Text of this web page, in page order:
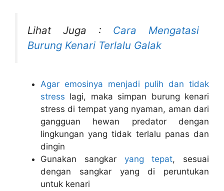
Lihat Juga : Cara Mengatasi
Burung Kenari Terlalu Galak
Agar emosinya menjadi pulih dan tidak
stress lagi, maka simpan burung kenari
stress di tempat yang nyaman, aman dari
gangguan hewan predator dengan
lingkungan yang tidak terlalu panas dan
dingin
Gunakan sangkar yang tepat, sesuai
dengan sangkar yang di peruntukan
untuk kenari